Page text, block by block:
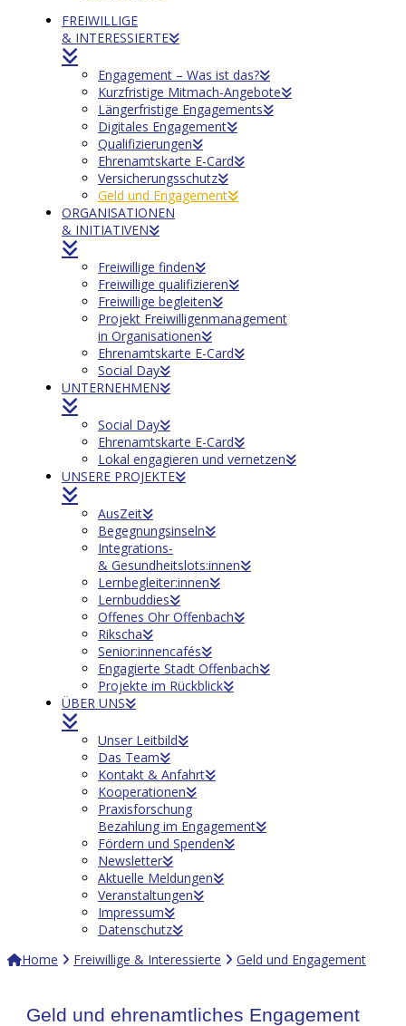
FREIWILLIGE
& INTERESSIERTE
Engagement – Was ist das?
Kurzfristige Mitmach-Angebote
Längerfristige Engagements
Digitales Engagement
Qualifizierungen
Ehrenamtskarte E-Card
Versicherungsschutz
Geld und Engagement
ORGANISATIONEN
& INITIATIVEN
Freiwillige finden
Freiwillige qualifizieren
Freiwillige begleiten
Projekt Freiwilligenmanagement
in Organisationen
Ehrenamtskarte E-Card
Social Day
UNTERNEHMEN
Social Day
Ehrenamtskarte E-Card
Lokal engagieren und vernetzen
UNSERE PROJEKTE
AusZeit
Begegnungsinseln
Integrations-
& Gesundheitslots:innen
Lernbegleiter:innen
Lernbuddies
Offenes Ohr Offenbach
Rikscha
Senior:innencafés
Engagierte Stadt Offenbach
Projekte im Rückblick
ÜBER UNS
Unser Leitbild
Das Team
Kontakt & Anfahrt
Kooperationen
Praxisforschung
Bezahlung im Engagement
Fördern und Spenden
Newsletter
Aktuelle Meldungen
Veranstaltungen
Impressum
Datenschutz
Home
Freiwillige & Interessierte Geld und Engagement
Geld und ehrenamtliches Engagement